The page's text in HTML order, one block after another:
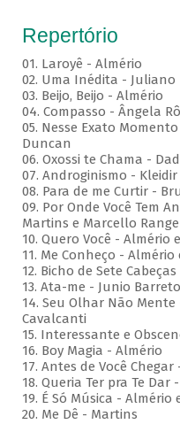
Repertório
01. Laroyê - Almério
02. Uma Inédita -
03. Beijo, Beijo - Almério
04. Compasso - Ângela
05. Nesse Exato
Duncan
06. Oxossi te Chama -
07. Androginismo - Kleidir
08. Para de me Curtir -
09. Por Onde Você Tem
Martins e Marcello
10. Quero Você - Almério
11. Me Conheço -
12. Bicho de Sete
13. Ata-me - Junio Barreto
14. Seu Olhar Não
Cavalcanti
15. Interessante e
16. Boy Magia - Almério
17. Antes de Você
18. Queria Ter pra Te Dar
19. É Só Música - Almério
20. Me Dê - Martins